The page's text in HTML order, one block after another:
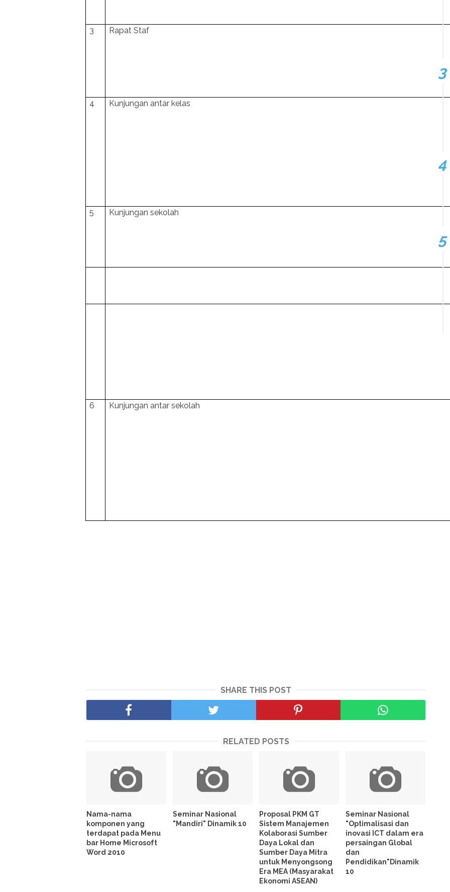
3 Rapat Staf
4
Kunjungan antar kelas
5
Kunjungan sekolah
6 Kunjungan antar sekolah
SHARE THIS POST
RELATED POSTS
Nama-nama
komponen yang
terdapat pada Menu
bar Home Microsoft
Word 2010
Seminar Nasional
"Mandiri" Dinamik 10
Proposal PKM GT
Sistem Manajemen
Kolaborasi Sumber
Daya Lokal dan
Sumber Daya Mitra
untuk Menyongsong
Era MEA (Masyarakat
Ekonomi ASEAN)
Seminar Nasional
"Optimalisasi dan
inovasi ICT dalam era
persaingan Global
dan
Pendidikan"Dinamik
10